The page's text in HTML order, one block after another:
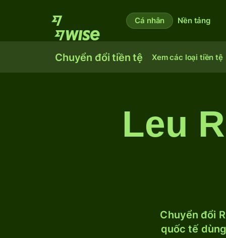
Cá nhân Nền tảng
Chuyển đổi tiền tệ Xem các loại tiền tệ
Leu
Chuyển đổi
quốc tế